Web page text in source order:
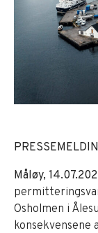
Måløy,
Osholmen i
konsekvensene